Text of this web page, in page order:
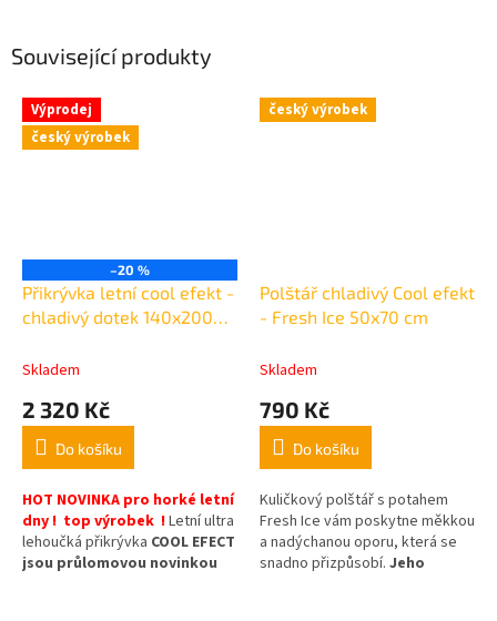
Související produkty
Výprodej
český výrobek
–20 %
Přikrývka letní cool efekt -
chladivý dotek 140x200
Skladem
2 320 Kč
Do košíku
HOT NOVINKA pro horké letní
dny ! top výrobek !Letní ultra
lehoučká přikrývka COOL EFECT
jsou průlomovou novinkou
český výrobek
Polštář chladivý Cool efekt
- Fresh Ice 50x70 cm
Skladem
790 Kč
Do košíku
Kuličkový polštář s potahem
Fresh Ice vám poskytne měkkou
a nadýchanou oporu, která se
snadno přizpůsobí. Jeho